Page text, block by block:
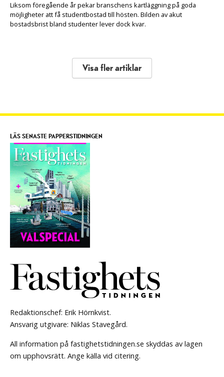
Liksom föregående år pekar branschens kartläggning på goda
möjligheter att få studentbostad till hösten. Bilden av akut
bostadsbrist bland studenter lever dock kvar.
Visa fler artiklar
Redaktionschef: Erik Hörnkvist.
Ansvarig utgivare: Niklas Stavegård.
All information på fastighetstidningen.se skyddas av lagen
om upphovsrätt. Ange källa vid citering.
LÄS SENASTE PAPPERSTIDNINGEN